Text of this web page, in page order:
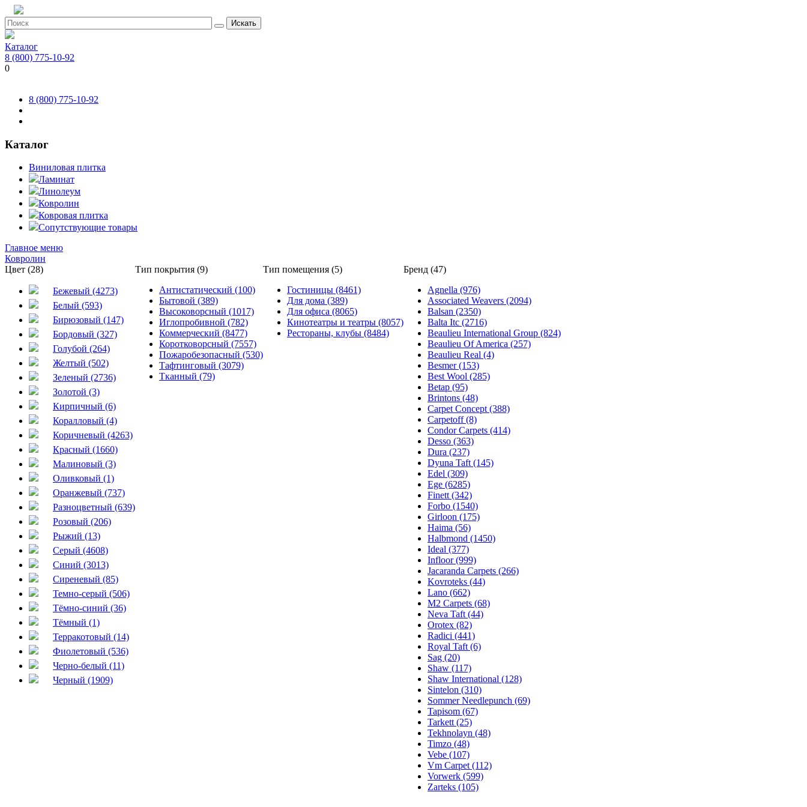
Искать
Каталог
8 (800) 775-10-92
0
8 (800) 775-10-92
Каталог
Виниловая плитка
Ламинат
Линолеум
Ковролин
Ковровая плитка
Сопутствующие товары
Главное меню
Ковролин
Цвет (28)
Бежевый (4273)
Белый (593)
Бирюзовый (147)
Бордовый (327)
Голубой (264)
Желтый (502)
Зеленый (2736)
Золотой (3)
Кирпичный (6)
Коралловый (4)
Коричневый (4263)
Красный (1660)
Малиновый (3)
Оливковый (1)
Оранжевый (737)
Разноцветный (639)
Розовый (206)
Рыжий (13)
Серый (4608)
Синий (3013)
Сиреневый (85)
Темно-серый (506)
Тёмно-синий (36)
Тёмный (1)
Терракотовый (14)
Фиолетовый (536)
Черно-белый (11)
Черный (1909)
Тип покрытия (9)
Антистатический (100)
Бытовой (389)
Высоковорсный (1017)
Иглопробивной (782)
Коммерческий (8477)
Коротковорсный (7557)
Пожаробезопасный (530)
Тафтинговый (3079)
Тканный (79)
Тип помещения (5)
Гостиницы (8461)
Для дома (389)
Для офиса (8065)
Кинотеатры и театры (8057)
Рестораны, клубы (8484)
Бренд (47)
Agnella (976)
Associated Weavers (2094)
Balsan (2350)
Balta Itc (2716)
Beaulieu International Group (824)
Beaulieu Of America (257)
Beaulieu Real (4)
Besmer (153)
Best Wool (285)
Betap (95)
Brintons (48)
Carpet Concept (388)
Carpetoff (8)
Condor Carpets (414)
Desso (363)
Dura (237)
Dyuna Taft (145)
Edel (309)
Ege (6285)
Finett (342)
Forbo (1540)
Girloon (175)
Haima (56)
Halbmond (1450)
Ideal (377)
Infloor (999)
Jacaranda Carpets (266)
Kovroteks (44)
Lano (662)
M2 Carpets (68)
Neva Taft (44)
Orotex (82)
Radici (441)
Royal Taft (6)
Sag (20)
Shaw (117)
Shaw International (128)
Sintelon (310)
Sommer Needlepunch (69)
Tapisom (67)
Tarkett (25)
Tekhnolayn (48)
Timzo (48)
Vebe (107)
Vm Carpet (112)
Vorwerk (599)
Zarteks (105)